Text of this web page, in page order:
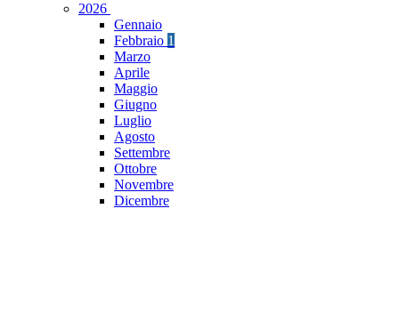
2026
Gennaio
Febbraio 1
Marzo
Aprile
Maggio
Giugno
Luglio
Agosto
Settembre
Ottobre
Novembre
Dicembre